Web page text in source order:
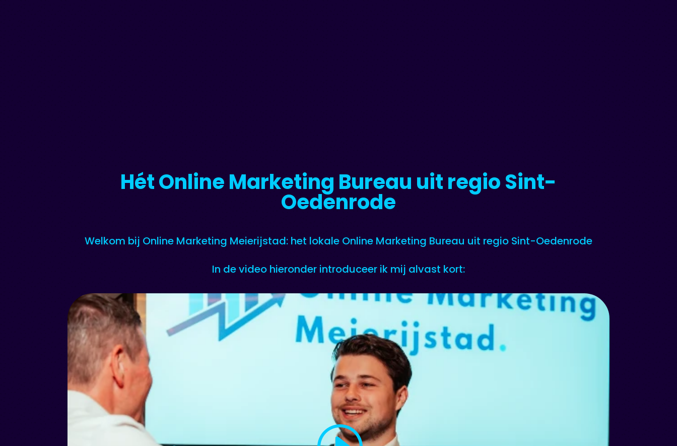
Hét Online Marketing Bureau uit regio Sint-
Oedenrode
Welkom bij Online Marketing Meierijstad: het lokale Online Marketing Bureau uit regio Sint-Oedenrode
In de video hieronder introduceer ik mij alvast kort: